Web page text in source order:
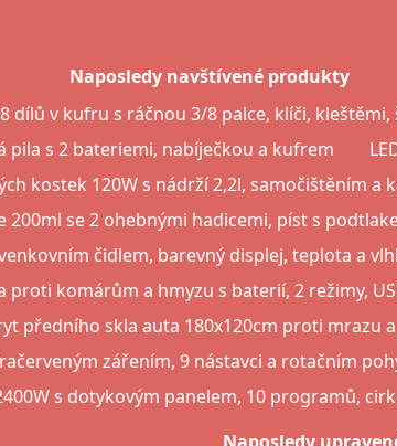
Naposledy navštívené produkty
dílů v kufru s ráčnou 3/8 palce, klíči,
pila s 2 bateriemi, nabíječkou a kufrem
kostek 120W s nádrží 2,2l, samočištěním a
200ml se 2 ohebnými hadicemi, píst s
čidlem, barevný displej, teplota a
proti komárům a hmyzu s baterií, 2 režimy,
předního skla auta 180x120cm proti mrazu
zářením, 9 nástavci a rotačním
s dotykovým panelem, 10 programů,